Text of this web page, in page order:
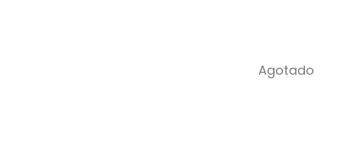
Agotado